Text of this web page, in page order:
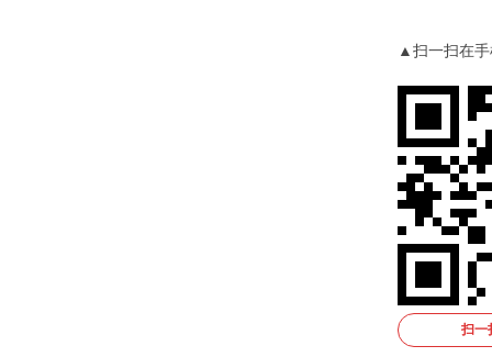
▲扫一扫在
扫一